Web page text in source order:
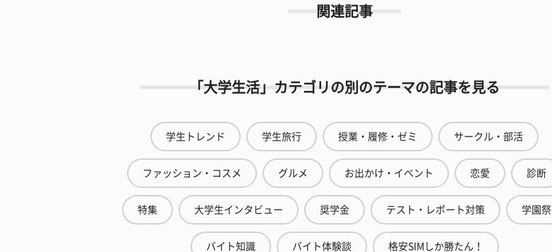
関連記事
「大学生活」カテゴリの別のテーマの記事を見る
学生トレンド 学生旅行 授業・履修・ゼミ サークル・部活
ファッション・コスメ グルメ お出かけ・イベント 恋愛 診断
特集 大学生インタビュー 奨学金 テスト・レポート対策 学園祭
バイト知識 バイト体験談 格安SIMしか勝たん！